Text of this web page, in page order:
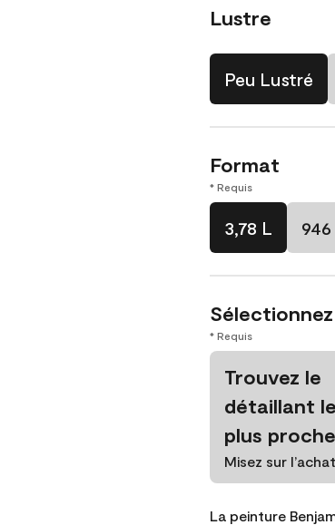
Lustre
Peu Lustré
Format
* Requis
3,78 L
* Requis
Trouvez le
détaillant le
plus proche
Misez sur
La peinture